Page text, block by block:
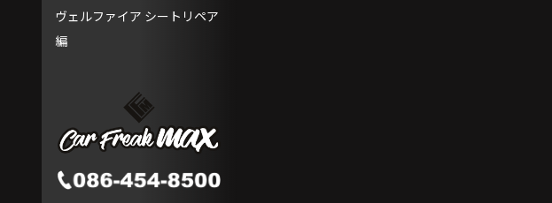
ヴェルファイア シートリペア
編